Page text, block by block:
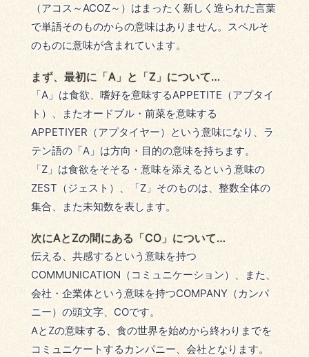
（アコス～ACOZ～）はまったく新しく造られた言葉
で単語そのものからの意味はありません。スペルそ
のものに意味が含まれています。
まず、最初に「A」と「Z」について…
「A」は食欲、嗜好を意味するAPPETITE（アプタイ
ト）、またオードブル・前菜を意味する
APPETIYER（アプタイヤー）という意味になり、ラ
テン語の「A」は方向・目的の意味を持ちます。
「Z」は食欲をそそる・意味を添えるという意味の
ZEST（ジェスト）、「Z」そのものは、整数全体の
集合、また未知数を表します。
次にAとZの間にある「CO」について…
伝える、共感するという意味を持つ
COMMUNICATION（コミュニケーション）、また、
会社・企業体という意味を持つCOMPANY（カンパ
ニー）の頭文字、COです。
AとZの意味する、食の世界を始めから終わりまでを
コミュニケートするカンパニー、会社となります。